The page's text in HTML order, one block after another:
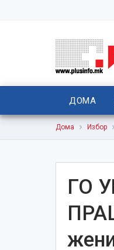
ДОМА
Дома Избор
ГО